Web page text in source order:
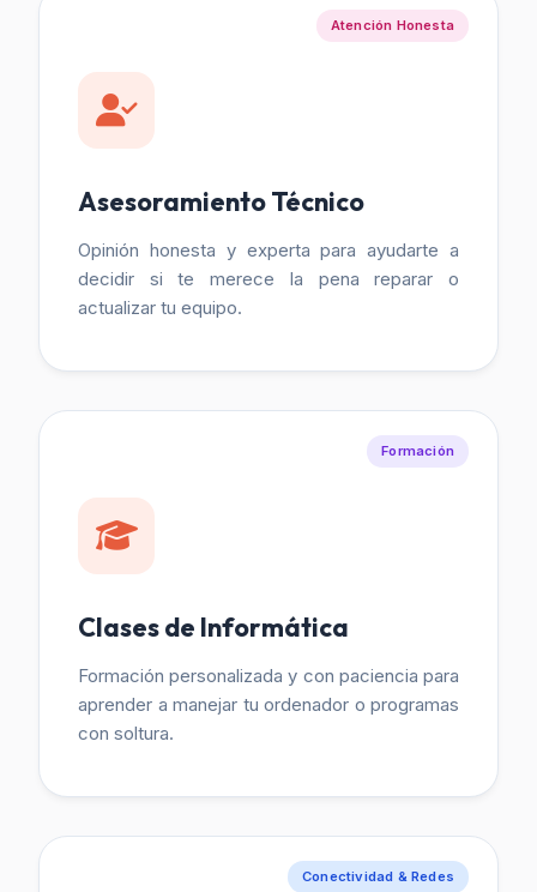
Atención Honesta
Asesoramiento Técnico
Opinión honesta y experta para ayudarte a
decidir si te merece la pena reparar o
actualizar tu equipo.
Formación
Clases de Informática
Formación personalizada y con paciencia para
aprender a manejar tu ordenador o programas
con soltura.
Conectividad & Redes